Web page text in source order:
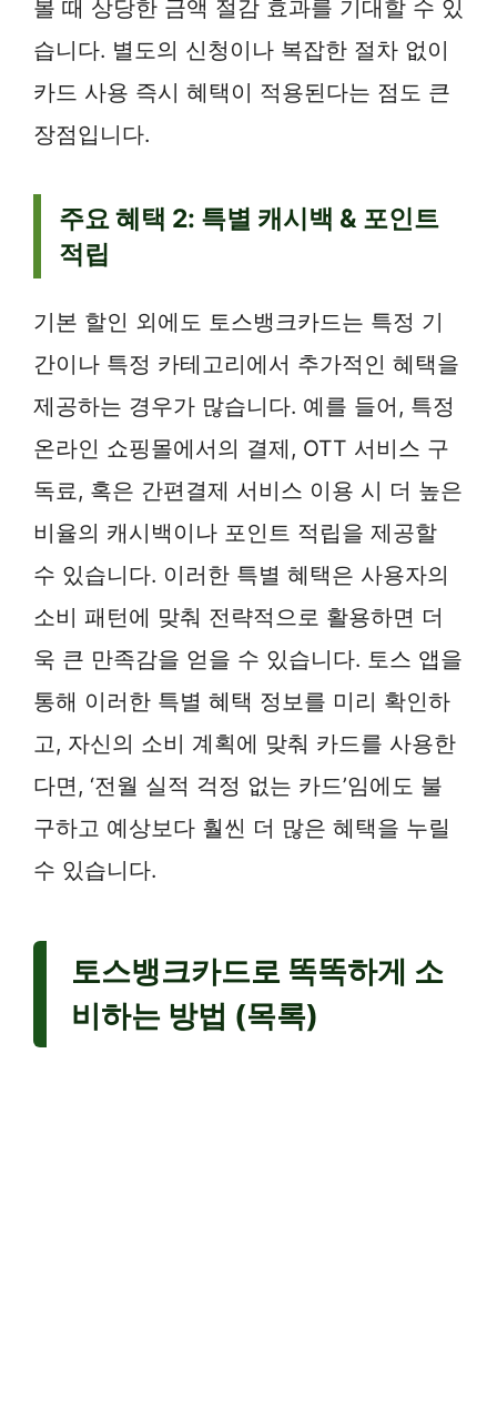
볼 때 상당한 금액 절감 효과를 기대할 수 있
습니다. 별도의 신청이나 복잡한 절차 없이
카드 사용 즉시 혜택이 적용된다는 점도 큰
장점입니다.
주요 혜택 2: 특별 캐시백 & 포인트
적립
기본 할인 외에도 토스뱅크카드는 특정 기
간이나 특정 카테고리에서 추가적인 혜택을
제공하는 경우가 많습니다. 예를 들어, 특정
온라인 쇼핑몰에서의 결제, OTT 서비스 구
독료, 혹은 간편결제 서비스 이용 시 더 높은
비율의 캐시백이나 포인트 적립을 제공할
수 있습니다. 이러한 특별 혜택은 사용자의
소비 패턴에 맞춰 전략적으로 활용하면 더
욱 큰 만족감을 얻을 수 있습니다. 토스 앱을
통해 이러한 특별 혜택 정보를 미리 확인하
고, 자신의 소비 계획에 맞춰 카드를 사용한
다면, ‘전월 실적 걱정 없는 카드’임에도 불
구하고 예상보다 훨씬 더 많은 혜택을 누릴
수 있습니다.
토스뱅크카드로 똑똑하게 소
비하는 방법 (목록)